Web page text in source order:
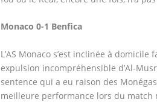
Monaco 0-1 Benfica
L’AS Monaco s’est inclinée à
expulsion incompréhensible d’Al-
sentence qui a eu raison des
meilleure performance lors du